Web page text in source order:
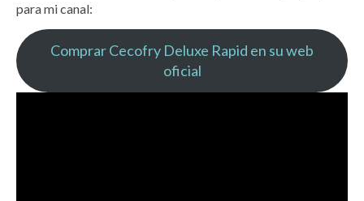
para mi canal:
Comprar Cecofry Deluxe Rapid en su web
oficial